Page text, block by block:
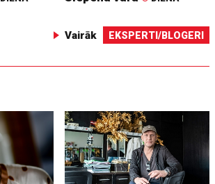
Vairāk EKSPERTI/BLOGERI